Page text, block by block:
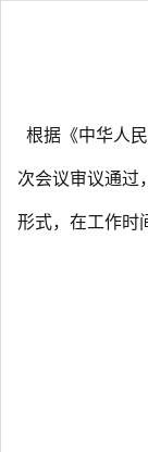
根据《中华人
次会议审议通过
形式，在工作时